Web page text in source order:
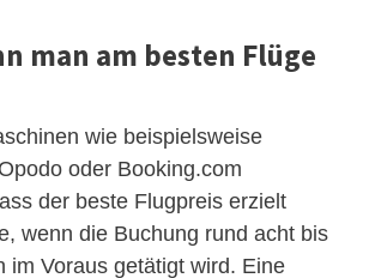
man am besten Flüge
wie beispielsweise
oder Booking.com
der beste Flugpreis erzielt
wenn die Buchung rund acht bis
im Voraus getätigt wird. Eine